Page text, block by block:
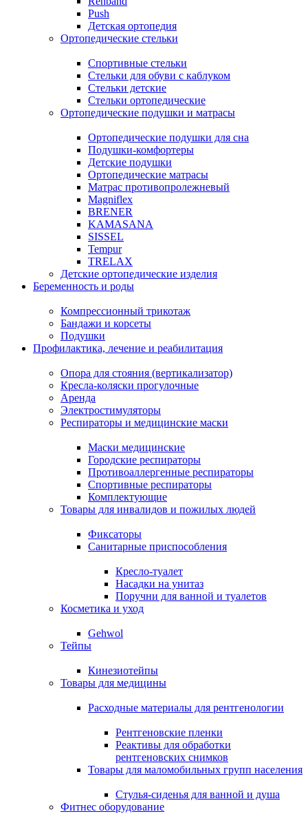
Push
Детская ортопедия
Ортопедические стельки
Спортивные стельки
Стельки для обуви с каблуком
Стельки детские
Стельки ортопедические
Ортопедические подушки и матрасы
Ортопедические подушки для сна
Подушки-комфортеры
Детские подушки
Ортопедические матрасы
Матрас противопролежневый
Magniflex
BRENER
KAMASANA
SISSEL
Tempur
TRELAX
Детские ортопедические изделия
Беременность и роды
Компрессионный трикотаж
Бандажи и корсеты
Подушки
Профилактика, лечение и реабилитация
Опора для стояния (вертикализатор)
Кресла-коляски прогулочные
Аренда
Электростимуляторы
Респираторы и медицинские маски
Маски медицинские
Городские респираторы
Противоаллергенные респираторы
Спортивные респираторы
Комплектующие
Товары для инвалидов и пожилых людей
Фиксаторы
Санитарные приспособления
Кресло-туалет
Насадки на унитаз
Поручни для ванной и туалетов
Косметика и уход
Gehwol
Тейпы
Кинезиотейпы
Товары для медицины
Расходные материалы для рентгенологии
Рентгеновские пленки
Реактивы для обработки
рентгеновских снимков
Товары для маломобильных групп населения
Стулья-сиденья для ванной и душа
Фитнес оборудование